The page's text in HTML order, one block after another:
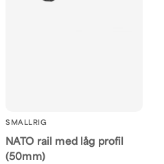
SMALLRIG
NATO rail med låg profil
(50mm)